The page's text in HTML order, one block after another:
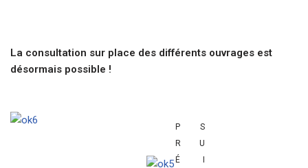
La consultation sur place des différents ouvrages est
désormais possible !
P
R
É
S
U